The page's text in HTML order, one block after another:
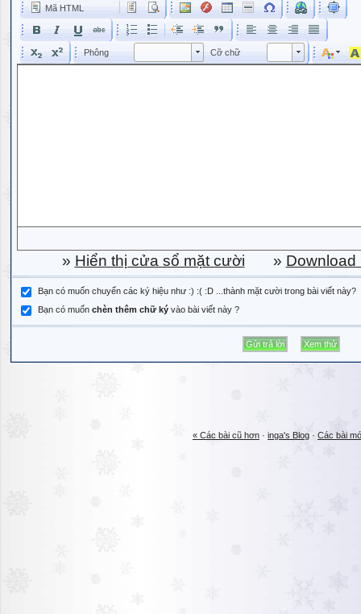
Mã HTML
Phông Phông Cỡ chữ Kích cỡ phông
» Hiển thị cửa sổ mặt cười » Download
Bạn có muốn chuyển các ký hiệu như :) :( :D ...thành mặt cười trong bài viết này?
Bạn có muốn chèn thêm chữ ký vào bài viết này ?
« Các bài cũ hơn · inga's Blog · Các bài